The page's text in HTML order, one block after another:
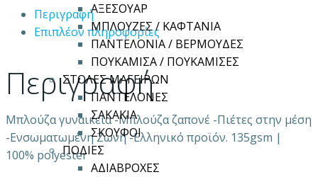
ΑΞΕΣΟΥΑΡ
ΜΠΛΟΥΖΕΣ / ΚΑΦΤΑΝΙΑ
ΠΑΝΤΕΛΟΝΙΑ / ΒΕΡΜΟΥΔΕΣ
ΠΟΥΚΑΜΙΣΑ / ΠΟΥΚΑΜΙΣΕΣ
ΣΤΟΛΕΣ ΜΑΓΕΙΡΩΝ
ΠΑΝΤΕΛΟΝΕΣ
ΣΑΚΑΚΙΑ
ΣΚΟΥΦΟΙ
ΠΟΔΙΕΣ
ΑΔΙΑΒΡΟΧΕΣ
ποσότηταΠεριγραφή
Επιπλέον πληροφορίες
Περιγραφή
Μπλούζα γυναικεία -Μπλούζα ζαπονέ -Πιέτες στην μέση
-Ενσωματωμένη Ζωνή -Ελληνικό προϊόν. 135gsm |
100% polyester